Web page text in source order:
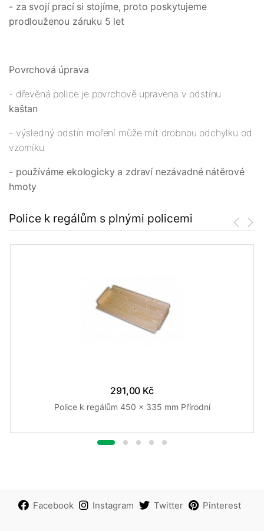
- za svojí prací si stojíme, proto poskytujeme
prodlouženou záruku 5 let
Povrchová úprava
- dřevěná police je povrchově upravena v odstínu
kaštan
- výsledný odstín moření může mít drobnou odchylku od
vzorníku
- používáme ekologicky a zdraví nezávadné nátěrové
hmoty
Police k regálům s plnými policemi
291,00 Kč
Police k regálům 450 x 335 mm Přírodní
Facebook Instagram Twitter Pinterest